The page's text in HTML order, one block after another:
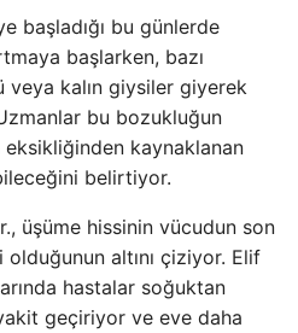
başladığı bu günlerde
başlarken, bazı
kalın giysiler giyerek
bu bozukluğun
kaynaklanan
belirtiyor.
üşüme hissinin vücudun son
altını çiziyor. Elif
hastalar soğuktan
geçiriyor ve eve daha